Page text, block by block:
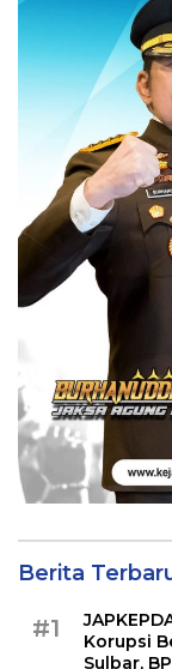
Berita
#1
Korupsi
Sulbar,